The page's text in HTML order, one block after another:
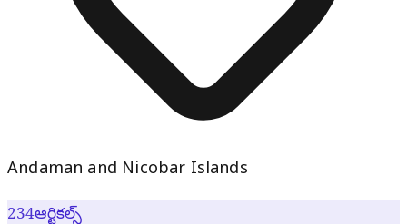
Andaman and Nicobar Islands
234ఆర్టికల్స్